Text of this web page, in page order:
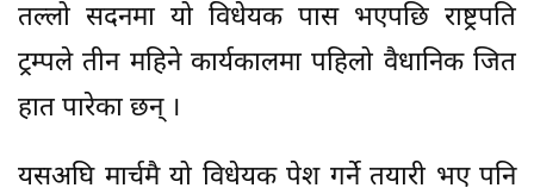
तल्लो सदनमा यो विधेयक पास भएपछि राष्ट्रपति
ट्रम्पले तीन महिने कार्यकालमा पहिलो वैधानिक जित
हात पारेका छन् ।
यसअघि मार्चमै यो विधेयक पेश गर्ने तयारी भए पनि